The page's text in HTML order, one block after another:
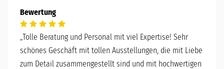
Bewertung
„Tolle Beratung und Personal mit viel Expertise! Sehr
schönes Geschäft mit tollen Ausstellungen, die mit Liebe
zum Detail zusammengestellt sind und mit hochwertigen